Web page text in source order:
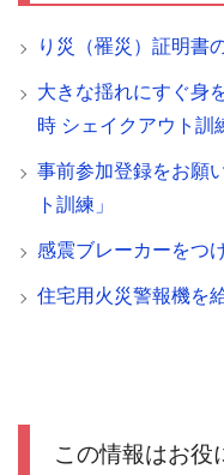
り災（罹災）証明書
大きな揺れにすぐ身
時 シェイクアウト訓
事前参加登録をお願
ト訓練」
感震ブレーカーをつ
住宅用火災警報機を
この情報はお役